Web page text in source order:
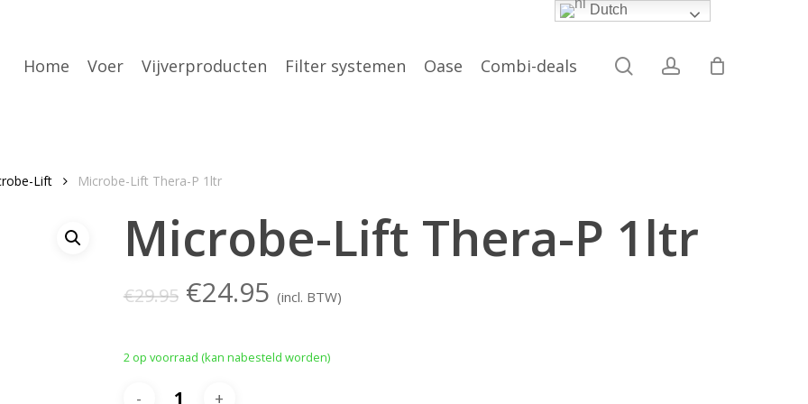
Home Voer Vijverproducten Filter systemen Oase Combi-deals searchaccount
Lift Microbe-Lift Thera-P 1ltr
Microbe-Lift Thera-P 1ltr
€29.95 Oorspronkelijke
was:
€29.95.
€24.95Huidige
is:
€24.95.
(incl. BTW)
2 op voorraad (kan nabesteld worden)
Dutch